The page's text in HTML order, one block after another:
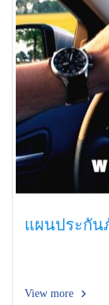
แผนประกัน
View more